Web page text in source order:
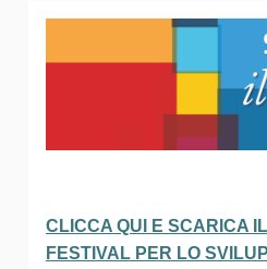
CLICCA QUI E SCARICA
FESTIVAL PER LO